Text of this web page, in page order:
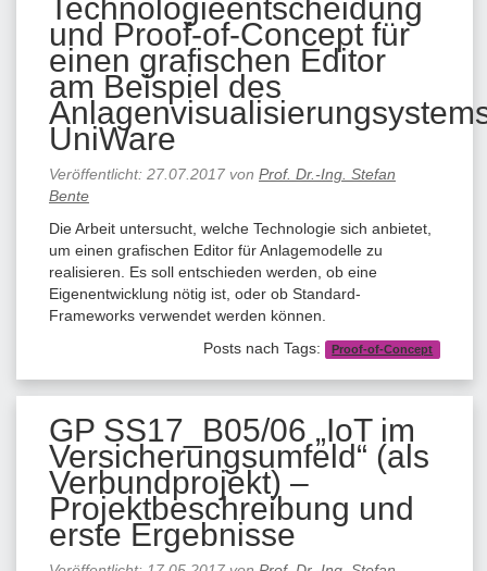
Technologieentscheidung
und Proof-of-Concept für
einen grafischen Editor
am Beispiel des
UniWare
Veröffentlicht: 27.07.2017 von Prof. Dr.-Ing. Stefan
Bente
Die Arbeit untersucht, welche Technologie sich anbietet,
um einen grafischen Editor für Anlagemodelle zu
realisieren. Es soll entschieden werden, ob eine
Eigenentwicklung nötig ist, oder ob Standard-
Frameworks verwendet werden können.
Posts nach Tags:
Proof-of-Concept
GP SS17_B05/06 „IoT im
Versicherungsumfeld“ (als
Verbundprojekt) –
Projektbeschreibung und
erste Ergebnisse